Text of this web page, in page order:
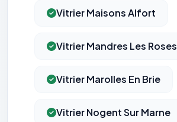
Vitrier Maisons Alfort
Vitrier Mandres Les Roses
Vitrier Marolles En Brie
Vitrier Nogent Sur Marne